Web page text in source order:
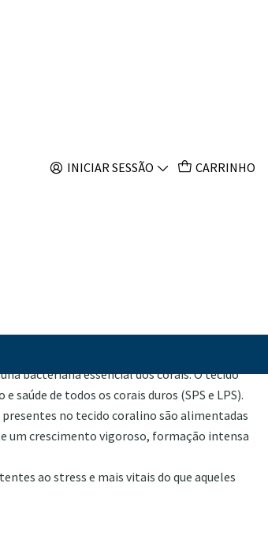
INICIAR SESSÃO CARRINHO
bacteriana essencial dos corais. O tecido
saúde de todos os corais duros (SPS e LPS).
no tecido coralino são alimentadas
um crescimento vigoroso, formação intensa
ao stress e mais vitais do que aqueles